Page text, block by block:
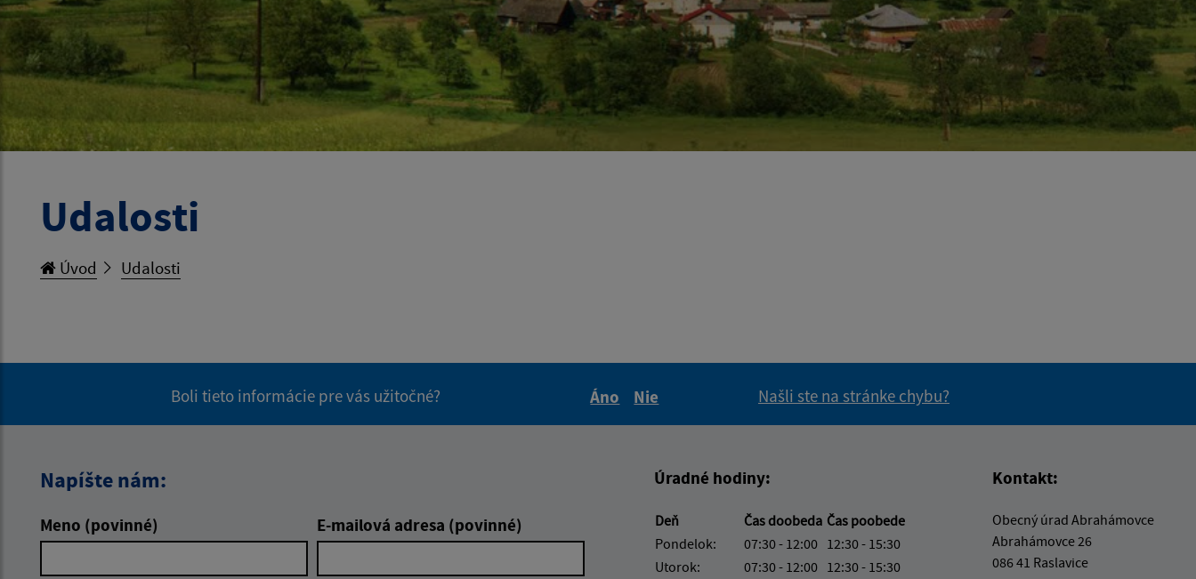
Udalosti
Úvod Udalosti
Boli tieto informácie pre vás užitočné?
Áno
Nie
Našli ste na stránke chybu?
Napíšte nám:
Meno (povinné) E-mailová adresa (povinné)
Úradné hodiny:
Deň Čas doobeda Čas poobede
Pondelok:
07:30 - 12:00 12:30 - 15:30
Utorok:
07:30 - 12:00 12:30 - 15:30
Kontakt:
Obecný úrad Abrahámovce
Abrahámovce 26
086 41 Raslavice